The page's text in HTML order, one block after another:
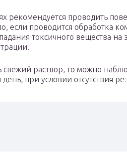
рекомендуется проводить
если проводится обработка
токсичного вещества
свежий раствор, то можно
при условии отсутствия